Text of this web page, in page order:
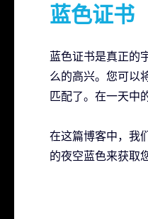
蓝色证书
蓝色证书是真正的
么的高兴。您可以
匹配了。在一天中
在这篇博客中，我
的夜空蓝色来获取